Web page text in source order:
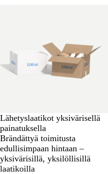
Lähetyslaatikot yksivärisellä
painatuksella
Brändättyä toimitusta
edullisimpaan hintaan –
yksivärisillä, yksilöllisillä
laatikoilla